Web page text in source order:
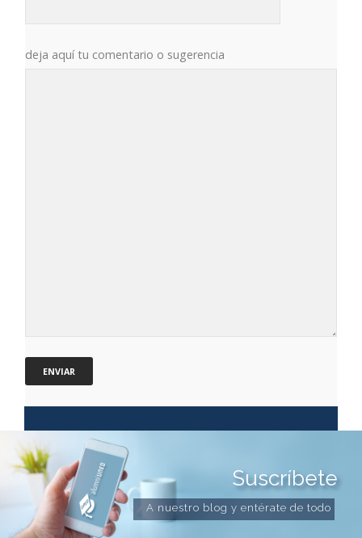
deja aquí tu comentario o sugerencia
A nuestro blog y entérate de todo
Suscríbete